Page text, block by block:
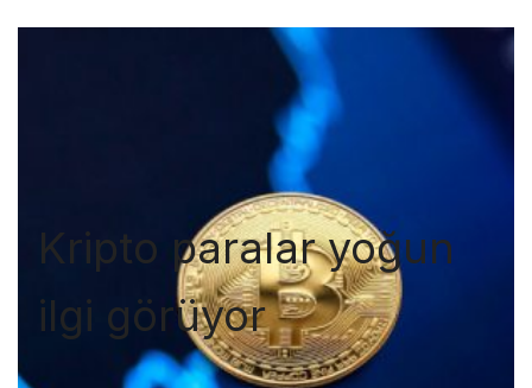
Kripto paralar yoğun
ilgi görüyor